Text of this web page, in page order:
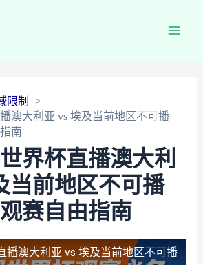
限制
澳大利亚 vs 埃及当前地区不可播
南
界杯直播澳大利
当前地区不可播
赛自由指南
播澳大利亚 vs 埃及当前地区不可播